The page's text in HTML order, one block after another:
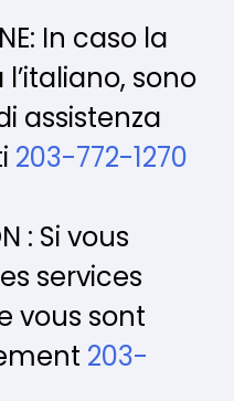
In caso la
sono
assistenza
203-772-1270
: Si vous
services
vous sont
203-